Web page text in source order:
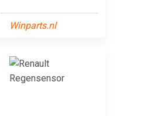
Winparts.nl